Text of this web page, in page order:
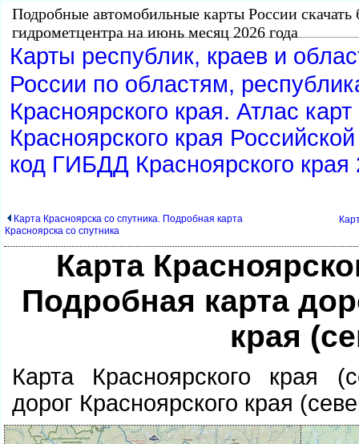
Подробные автомобильные карты России скачать
идрометцентра на июнь месяц 2026 года
Карты республик, краев и
России по областям,
Красноярского края. Атлас
Красноярского края
код ГИБДД Красноярского края
Карта Красноярска со спутника. Подробная карта
Красноярска со спутника
Карта
Подробная карта
края
Карта Красноярского края
дорог Красноярского края